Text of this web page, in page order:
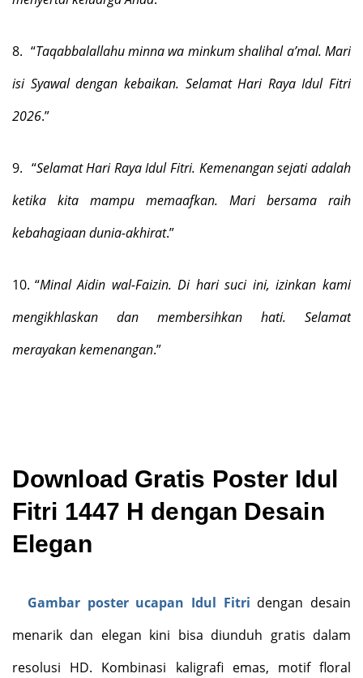
8. “Taqabbalallahu minna wa minkum shalihal a’mal. Mari
isi Syawal dengan kebaikan. Selamat Hari Raya Idul Fitri
2026.”
9. “Selamat Hari Raya Idul Fitri. Kemenangan sejati adalah
ketika kita mampu memaafkan. Mari bersama raih
kebahagiaan dunia-akhirat.”
10. “Minal Aidin wal-Faizin. Di hari suci ini, izinkan kami
mengikhlaskan dan membersihkan hati. Selamat
merayakan kemenangan.”
Download Gratis Poster Idul
Fitri 1447 H dengan Desain
Elegan
Gambar poster ucapan Idul Fitri dengan desain
menarik dan elegan kini bisa diunduh gratis dalam
resolusi HD. Kombinasi kaligrafi emas, motif floral